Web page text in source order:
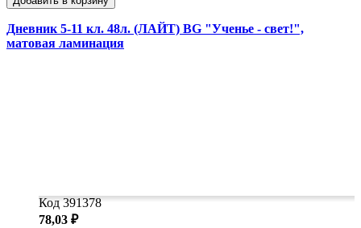
Дневник 5-11 кл. 48л. (ЛАЙТ) BG "Ученье - свет!",
матовая ламинация
Код 391378
78,03 ₽